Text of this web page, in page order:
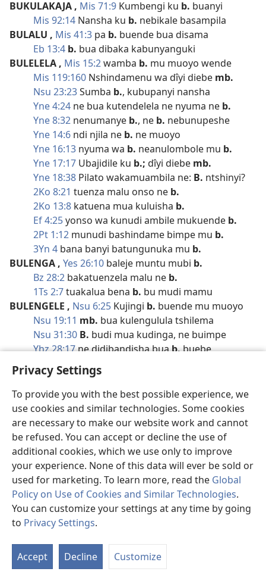
Privacy Settings
To provide you with the best possible experience, we
use cookies and similar technologies. Some cookies
are necessary to make our website work and cannot
be refused. You can accept or decline the use of
additional cookies, which we use only to improve
your experience. None of this data will ever be sold or
used for marketing. To learn more, read the Global
Policy on Use of Cookies and Similar Technologies.
You can customize your settings at any time by going
to Privacy Settings.
Accept Decline Customize
BUKULAKAJA , Mis 71:9 Kumbengi ku b. buanyi
Mis 92:14 Nansha ku b. nebikale basampila
BULALU , Mis 41:3 pa b. buende bua disama
Eb 13:4 b. bua dibaka kabunyanguki
BULELELA , Mis 15:2wamba b. mu muoyo wende
Mis 119:160 Nshindamenu wa dîyi diebe mb.
Nsu 23:23Sumba b., kubupanyi nansha
Yne 4:24 ne bua kutendelela ne nyuma ne b.
Yne 8:32 nenumanye b., ne b. nebunupeshe
Yne 14:6 ndi njila ne b. ne muoyo
Yne 16:13 nyuma wa b. neanulombole mu b.
Yne 17:17 Ubajidile ku b.; dîyi diebe mb.
Yne 18:38 Pilato wakamuambila ne: B. ntshinyi?
2Ko 8:21 tuenza malu onso ne b.
2Ko 13:8 katuena mua kuluisha b.
Ef 4:25yonso wa kunudi ambile mukuende b.
2Pt 1:12 munudi bashindame bimpe mu b.
3Yn 4 bana banyi batungunuka mu b.
BULENGA , Yes 26:10 baleje muntu mubi b.
Bz 28:2 bakatuenzela malu ne b.
1Ts 2:7tuakalua bena b. bu mudi mamu
BULENGELE , Nsu 6:25 Kujingi b. buende mu muoyo
Nsu 19:11 mb. bua kulengulula tshilema
Nsu 31:30 B. budi mua kudinga, ne buimpe
Yhz 28:17ne didibandisha buab.buebe
BULOBA
Gen 1:28
Eks 9:29 b.mbua Yehowa
Yob 38:4pamvua mujadike bishimikidi biab.
Mis 37:11bena bupuekele nebapianeb.
Mis 37:29bakane nebapianeb.
Mis 104:5 b.kabuakumbushibua
Mis 115:16 b.mmubupeshe bana ba bantu
Nsu 2:21anu bena bululame ke basomba pab.
Yes 45:18muenze b.bua bantu basombelapu
Yes 66:8B.nebuledibue mu dituku dimue anyi?
Mat 5:5Badi ne malu mapole nebapianeb.
Mat 13:23mamiinu mamiamina pa
nebukanke bikole
1Yn 2:17 b.budi bupita, kadi muntu